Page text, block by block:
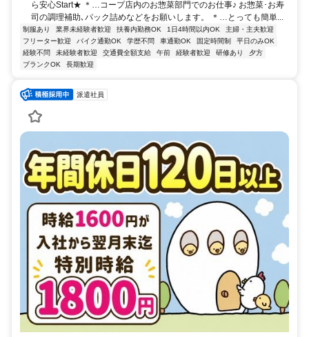
ら安心Start★ ＊…コープ店内のお惣菜部門でのお仕事♪ お惣菜･お寿
司の調理補助､パック詰めなどをお願いします。 ＊…とっても簡単...
制服あり 業界未経験者歓迎 扶養内勤務OK 1日4時間以内OK
主婦・主夫歓迎
フリーター歓迎
バイク通勤OK 学歴不問 車通勤OK 固定時間制
平日のみOK
経験不問
未経験者歓迎 交通費全額支給 午前 経験者歓迎 研修あり
夕方
ブランクOK
長期歓迎
派遣社員